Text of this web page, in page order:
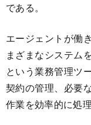
である。
エージェントが働
まざまなシステム
という業務管理ツ
契約の管理、必要
作業を効率的に処